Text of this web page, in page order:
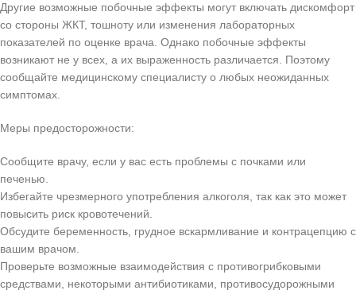
Другие возможные побочные эффекты могут включать дискомфорт
со стороны ЖКТ, тошноту или изменения лабораторных
показателей по оценке врача. Однако побочные эффекты
возникают не у всех, а их выраженность различается. Поэтому
сообщайте медицинскому специалисту о любых неожиданных
симптомах.
Меры предосторожности:
Сообщите врачу, если у вас есть проблемы с почками или
печенью.
Избегайте чрезмерного употребления алкоголя, так как это может
повысить риск кровотечений.
Обсудите беременность, грудное вскармливание и контрацепцию с
вашим врачом.
Проверьте возможные взаимодействия с противогрибковыми
средствами, некоторыми антибиотиками, противосудорожными